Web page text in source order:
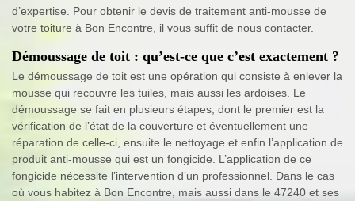
d’expertise. Pour obtenir le devis de traitement anti-mousse de
votre toiture à Bon Encontre, il vous suffit de nous contacter.
Démoussage de toit : qu’est-ce que c’est exactement ?
Le démoussage de toit est une opération qui consiste à enlever la
mousse qui recouvre les tuiles, mais aussi les ardoises. Le
démoussage se fait en plusieurs étapes, dont le premier est la
vérification de l’état de la couverture et éventuellement une
réparation de celle-ci, ensuite le nettoyage et enfin l’application de
produit anti-mousse qui est un fongicide. L’application de ce
fongicide nécessite l’intervention d’un professionnel. Dans le cas
où vous habitez à Bon Encontre, mais aussi dans le 47240 et ses